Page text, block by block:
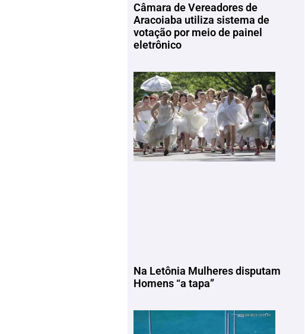
Câmara de Vereadores de
Aracoiaba utiliza sistema de
votação por meio de painel
eletrônico
Na Letônia Mulheres disputam
Homens “a tapa”